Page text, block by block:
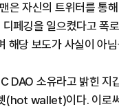
은 자신의 트위터를 통
페깅을 일으켰다고 폭
해당 보도가 사실이 아
DAO 소유라고 밝힌 지
(hot wallet)이다. 이로